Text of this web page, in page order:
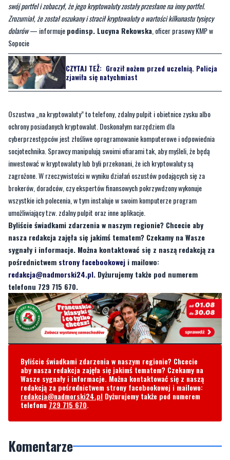
swój portfel i zobaczył, że jego kryptowaluty zostały przesłane na inny portfel.
Zrozumiał, że został oszukany i stracił kryptowaluty o wartości kilkunastu tysięcy
dolarów— informujepodinsp. Lucyna Rekowska, oficer prasowy KMP w
Sopocie
CZYTAJ TEŻ: Groził nożem przed uczelnią. Policja
zjawiła się natychmiast
Oszustwa „na kryptowaluty” to telefony, zdalny pulpit i obietnice zysku albo
ochrony posiadanych kryptowalut. Doskonałym narzędziem dla
cyberprzestępców jest złośliwe oprogramowanie komputerowe i odpowiednia
socjotechnika. Sprawcy manipulują swoimi ofiarami tak, aby myśleli, że będą
inwestować w kryptowaluty lub byli przekonani, że ich kryptowaluty są
zagrożone. W rzeczywistości w wyniku działań oszustów podających się za
brokerów, doradców, czy ekspertów finansowych pokrzywdzony wykonuje
wszystkie ich polecenia, w tym instaluje w swoim komputerze program
umożliwiający tzw. zdalny pulpit oraz inne aplikacje.
Byliście świadkami zdarzenia w naszym regionie? Chcecie aby
nasza redakcja zajęła się jakimś tematem? Czekamy na Wasze
sygnały i informacje. Można kontaktować się z naszą redakcją za
pośrednictwem strony facebookowej i mailowo:
redakcja@nadmorski24.pl. Dyżurujemy także pod numerem
telefonu 729 715 670.
Byliście świadkami zdarzenia w naszym regionie? Chcecie
aby nasza redakcja zajęła się jakimś tematem? Czekamy na
Wasze sygnały i informacje. Można kontaktować się z naszą
redakcją za pośrednictwem strony facebookowej i mailowo:
redakcja@nadmorski24.pl Dyżurujemy także pod numerem
telefonu 729 715 670.
Komentarze